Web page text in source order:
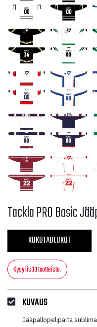
Tackla PRO Basic
KOKOTAULUKOT
Kysy lisää tuotteista.
KUVAUS
Jääpallopelipaita